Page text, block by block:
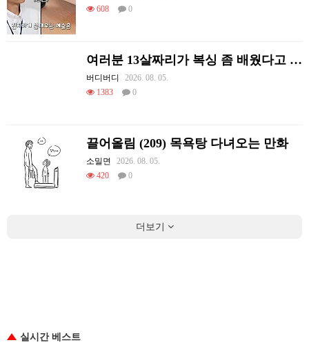
608
0
여러분 13살짜리가 복싱 좀 배웠다고 깝치는데 어떻게 할까요?
버디버디
2026. 08. 05.
1383
0
끌어올림 (209) 목욕탕 다녀오는 만화
소밀면
2026. 08. 05.
420
0
더보기
실시간 베스트